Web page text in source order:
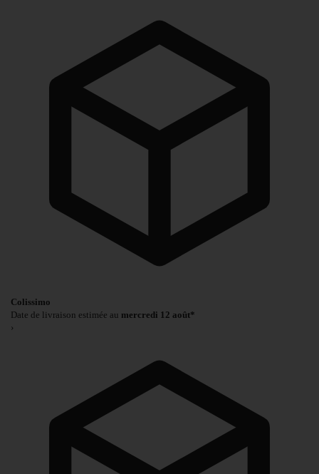
Colissimo
Date de livraison estimée au mercredi 12 août*
›